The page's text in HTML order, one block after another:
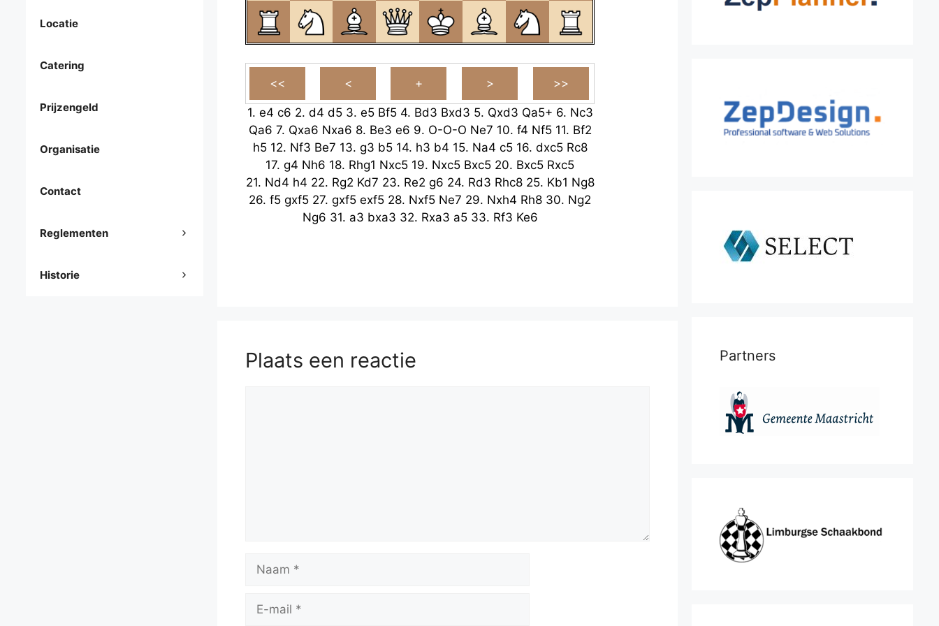
1. e4 c6 2. d4 d5 3. e5 Bf5 4. Bd3 Bxd3 5. Qxd3 Qa5+ 6. Nc3
Qa6 7. Qxa6 Nxa6 8. Be3 e6 9. O-O-O Ne7 10. f4 Nf5 11. Bf2
h5 12. Nf3 Be7 13. g3 b5 14. h3 b4 15. Na4 c5 16. dxc5 Rc8
17. g4 Nh6 18. Rhg1 Nxc5 19. Nxc5 Bxc5 20. Bxc5 Rxc5
21. Nd4 h4 22. Rg2 Kd7 23. Re2 g6 24. Rd3 Rhc8 25. Kb1 Ng8
26. f5 gxf5 27. gxf5 exf5 28. Nxf5 Ne7 29. Nxh4 Rh8 30. Ng2
Ng6 31. a3 bxa3 32. Rxa3 a5 33. Rf3 Ke6
Plaats een reactie
mail
Locatie
Catering
Prijzengeld
Organisatie
Contact
Reglementen
Historie
Partners